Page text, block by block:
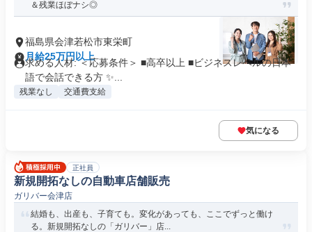
＆残業ほぼナシ◎
福島県会津若松市東栄町
月給25万円以上
求める人材: ＜応募条件＞ ■高卒以上 ■ビジネスレベルの日本
語で会話できる方 ✨...
残業なし 交通費支給
気になる
正社員
新規開拓なしの自動車店舗販売
ガリバー会津店
結婚も、出産も、子育ても。変化があっても、ここでずっと働け
る。新規開拓なしの「ガリバー」店...